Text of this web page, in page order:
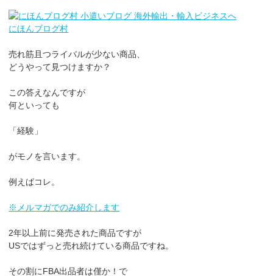
にほんブログ村
売れ筋且つライバルが少ない商品、
どうやって見つけますか？
この答えなんですが
何といっても
「経験」
がモノを言います。
例えばコレ。
※メルマガでのみ紹介します
2年以上前に発売された商品ですが
USではずっと売れ続けている商品ですね。
その割にFBA出品者は僅か！で